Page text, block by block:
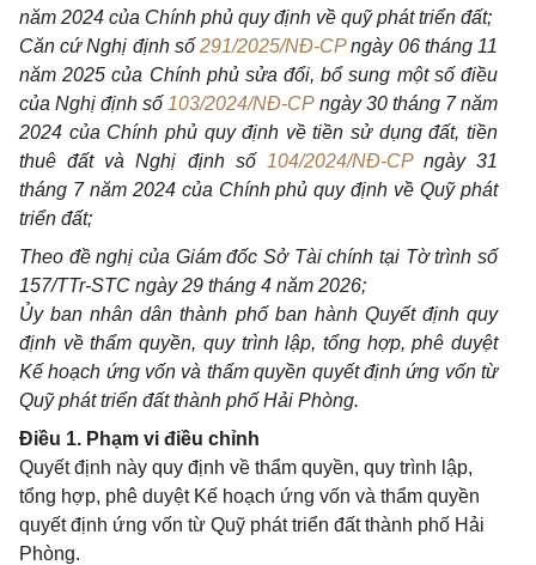
năm 2024 của Chính phủ quy định về quỹ phát triển đất;
Căn cứ Nghị định số291/2025/NĐ-CPngày 06 tháng 11
năm 2025 của Chính phủ sửa đổi, bổ sung một số điều
của Nghị định số 103/2024/NĐ-CPngày 30 tháng 7 năm
2024 của Chính phủ quy định về tiền sử dụng đất, tiền
thuê đất và Nghị định số 104/2024/NĐ-CPngày 31
tháng 7 năm 2024 của Chính phủ quy định về Quỹ phát
triển đất;
Theo đề nghị của Giám đốc Sở Tài chính tại Tờ trình số
157/TTr-STC ngày 29 tháng 4 năm 2026;
Ủy ban nhân dân thành phố ban hành Quyết định quy
định về thẩm quyền, quy trình lập, tổng hợp, phê duyệt
Kế hoạch ứng vốn và thẩm quyền quyết định ứng vốn từ
Quỹ phát triển đất thành phố Hải Phòng.
Điều 1. Phạm vi điều chỉnh
Quyết định này quy định về thẩm quyền, quy trình lập,
tổng hợp, phê duyệt Kế hoạch ứng vốn và thẩm quyền
quyết định ứng vốn từ Quỹ phát triển đất thành phố Hải
Phòng.